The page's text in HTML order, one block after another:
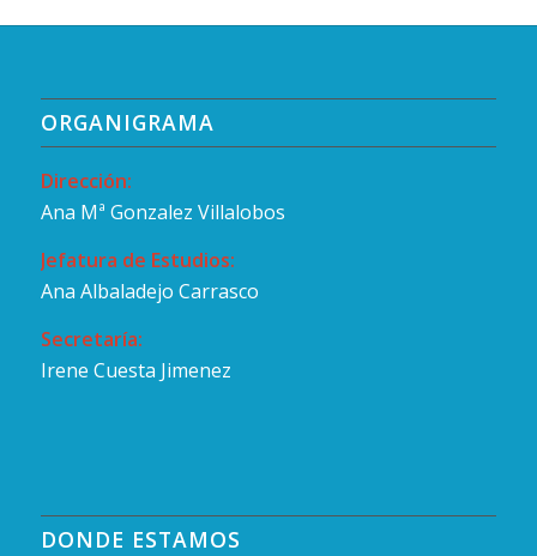
ORGANIGRAMA
Dirección:
Ana Mª Gonzalez Villalobos
Jefatura de Estudios:
Ana Albaladejo Carrasco
Secretaría:
Irene Cuesta Jimenez
DONDE ESTAMOS